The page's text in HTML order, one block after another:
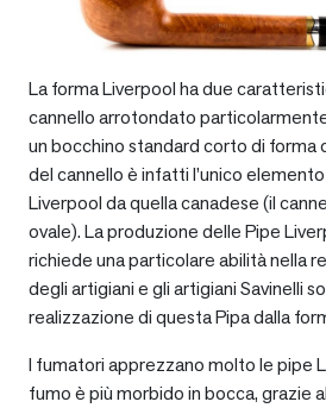
La forma Liverpool ha due
cannello arrotondato
un bocchino standard corto di forma
del cannello è infatti l’unico
Liverpool da quella canadese (il
ovale). La produzione delle Pipe
richiede una particolare abilità nella
degli artigiani e gli artigiani Savinelli
realizzazione di questa Pipa dalla
I fumatori apprezzano molto le pipe
fumo è più morbido in bocca, grazie